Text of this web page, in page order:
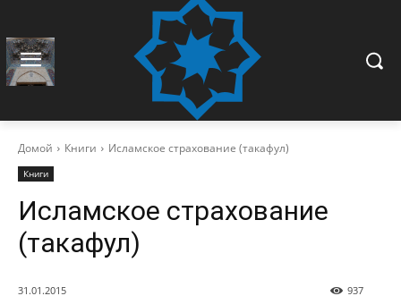
Домой Книги Исламское страхование (такафул)
Книги
Исламское страхование
(такафул)
31.01.2015 937